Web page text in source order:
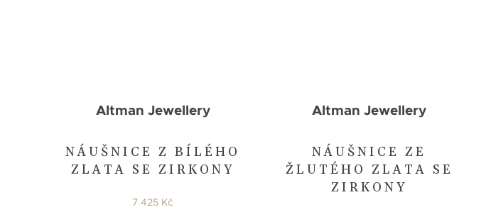
NÁUŠNICE Z BÍLÉHO
ZLATA SE ZIRKONY
Altman Jewellery
7 425 Kč
NÁUŠNICE ZE
ŽLUTÉHO ZLATA SE
ZIRKONY
Altman Jewellery